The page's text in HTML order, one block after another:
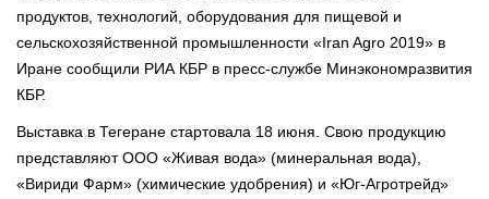
продуктов, технологий, оборудования для пищевой и
сельскохозяйственной промышленности «Iran Agro 2019» в
Иране сообщили РИА КБР в пресс-службе Минэкономразвития
КБР.
Выставка в Тегеране стартовала 18 июня. Свою продукцию
представляют ООО «Живая вода» (минеральная вода),
«Вириди Фарм» (химические удобрения) и «Юг-Агротрейд»